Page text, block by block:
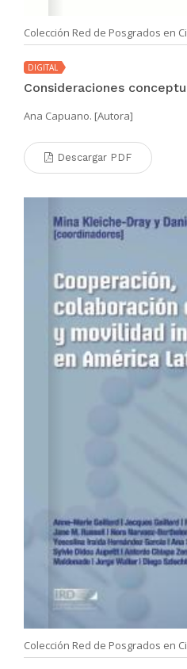
Colección Red de Posgrados en
DIGITAL
Ana Capuano. [Autora]
Descargar PDF
Colección Red de Posgrados en